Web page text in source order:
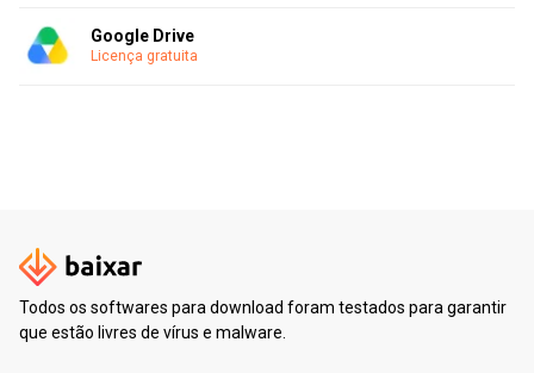
Google Drive
Licença gratuita
Todos os softwares para download foram testados para garantir
que estão livres de vírus e malware.